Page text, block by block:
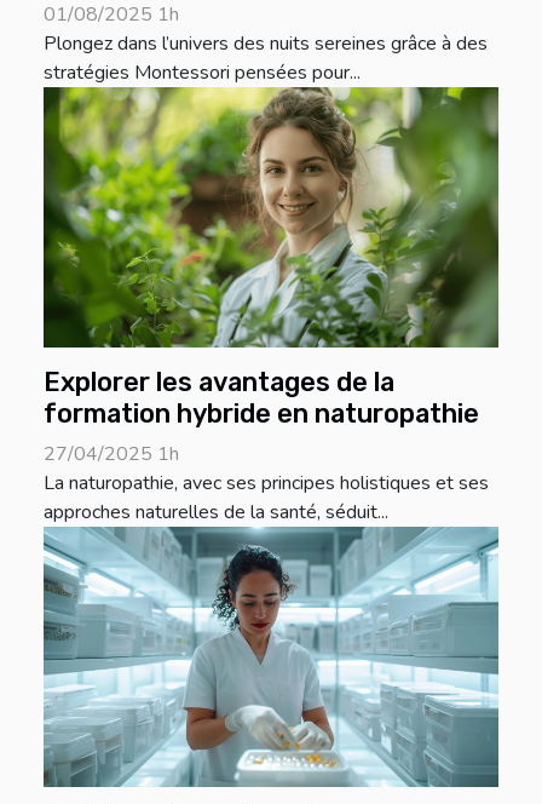
01/08/2025 1h
Plongez dans l’univers des nuits sereines grâce à des
stratégies Montessori pensées pour...
Explorer les avantages de la
formation hybride en naturopathie
27/04/2025 1h
La naturopathie, avec ses principes holistiques et ses
approches naturelles de la santé, séduit...